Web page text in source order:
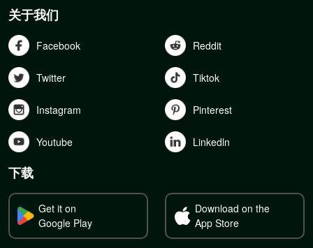
关于我们
Facebook Reddit
Twitter Tiktok
Instagram Pinterest
Youtube Linkedln
下载
Get it on
Google Play
Download on the
App Store